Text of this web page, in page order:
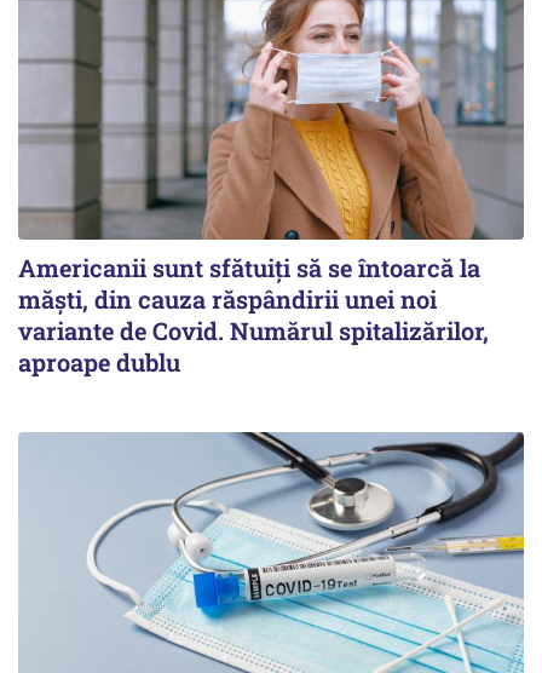
Americanii sunt sfătuiți să se întoarcă la
măști, din cauza răspândirii unei noi
variante de Covid. Numărul spitalizărilor,
aproape dublu